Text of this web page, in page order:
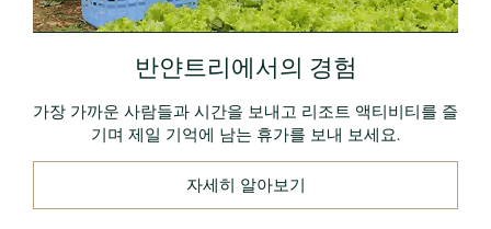
반얀트리에서의 경험
가장 가까운 사람들과 시간을 보내고 리조트 액티비티를 즐
기며 제일 기억에 남는 휴가를 보내 보세요.
자세히 알아보기